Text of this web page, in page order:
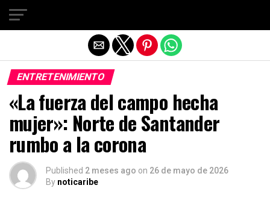
ENTRETENIMIENTO
«La fuerza del campo hecha
mujer»: Norte de Santander
rumbo a la corona
Published 2 meses ago on 26 de mayo de 2026
By noticaribe